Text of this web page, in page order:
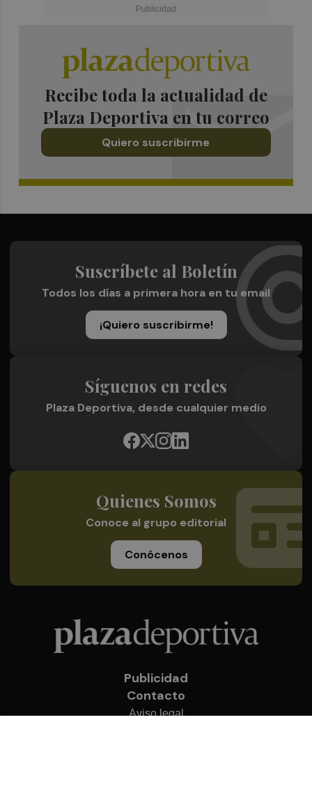
Recibe toda la actualidad de
Plaza Deportiva en tu correo
Quiero suscribirme
Suscríbete al Boletín
Todos los días a primera hora en tu email
¡Quiero suscribirme!
Síguenos en redes
Plaza Deportiva, desde cualquier medio
Quienes Somos
Conoce al grupo editorial
Conócenos
Publicidad
Contacto
Aviso legal